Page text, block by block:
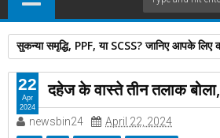
सुकन्या समृद्धि, PPF, या SCSS? जानिए आपके लिए
दहेज के वास्ते तीन तलाक
newsbin24
April 22, 2024
22
Apr
2024